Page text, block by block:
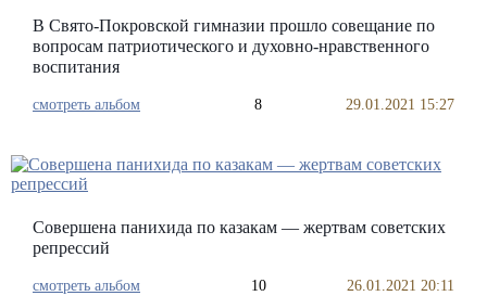
В Свято-Покровской гимназии прошло совещание по
вопросам патриотического и духовно-нравственного
воспитания
смотреть альбом 8 29.01.2021 15:27
Совершена панихида по казакам — жертвам советских
репрессий
смотреть альбом 10 26.01.2021 20:11